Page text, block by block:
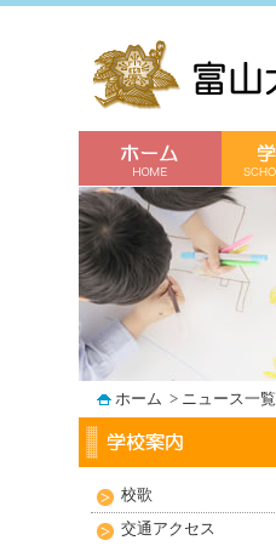
ホーム > ニュース一覧
校歌
交通アクセス